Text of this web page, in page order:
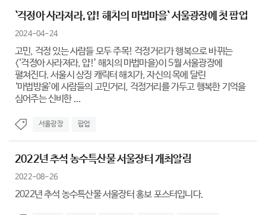
`걱정아 사라져라, 얍! 해치의 마법마을` 서울광장에 첫 팝업
2024-04-24
고민, 걱정 있는 사람들 모두 주목! 걱정거리가 행복으로 바뀌는
<‘걱정아 사라져라, 얍!’ 해치의 마법마을>이 5월 서울광장에
펼쳐진다. 서울시 상징 캐릭터 해치가, 자신의 목에 달린
‘마법방울’에 사람들의 고민거리, 걱정거리를 가두고 행복한 기억을
심어주는 신비한 ...
서울광장 팝업
2022년 추석 농수특산물 서울장터 개최알림
2022-08-26
2022년 추석 농수특산물 서울장터 홍보 포스터입니다.